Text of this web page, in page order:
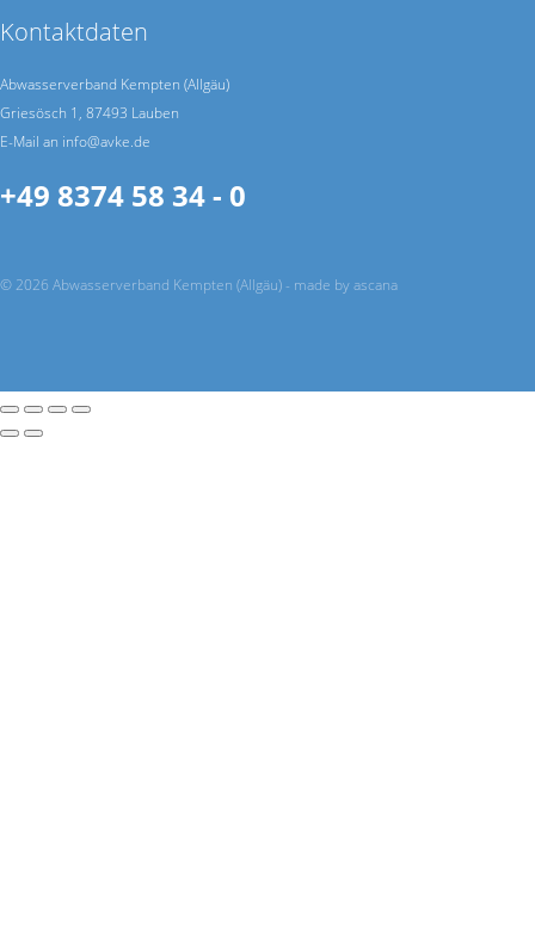
Kontaktdaten
Abwasserverband Kempten (Allgäu)
Griesösch 1, 87493 Lauben
E-Mail an info@avke.de
+49 8374 58 34 - 0
© 2026 Abwasserverband Kempten (Allgäu) - made by ascana